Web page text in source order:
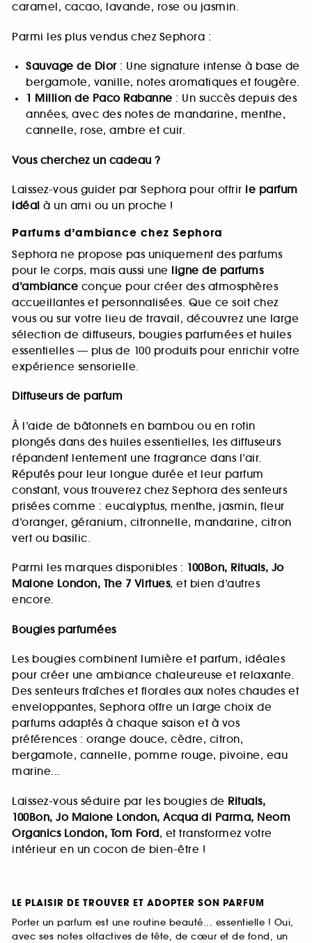
caramel, cacao, lavande, rose ou jasmin.
Parmi les plus vendus chez Sephora :
Sauvage de Dior: Une signature intense à base de
bergamote, vanille, notes aromatiques et fougère.
1 Million de Paco Rabanne : Un succès depuis des
années, avec des notes de mandarine, menthe,
cannelle, rose, ambre et cuir.
Vous cherchez un cadeau ?
Laissez-vous guider par Sephora pour offrir le parfum
idéal à un ami ou un proche !
Parfums d’ambiance chez Sephora
Sephora ne propose pas uniquement des parfums
pour le corps, mais aussi une ligne de parfums
d’ambiance conçue pour créer des atmosphères
accueillantes et personnalisées. Que ce soit chez
vous ou sur votre lieu de travail, découvrez une large
sélection de diffuseurs, bougies parfumées et huiles
essentielles — plus de 100 produits pour enrichir votre
expérience sensorielle.
Diffuseurs de parfum
À l’aide de bâtonnets en bambou ou en rotin
plongés dans des huiles essentielles, les diffuseurs
répandent lentement une fragrance dans l’air.
Réputés pour leur longue durée et leur parfum
constant, vous trouverez chez Sephora des senteurs
prisées comme : eucalyptus, menthe, jasmin, fleur
d’oranger, géranium, citronnelle, mandarine, citron
vert ou basilic.
Parmi les marques disponibles : 100Bon, Rituals, Jo
Malone London, The 7 Virtues, et bien d’autres
encore.
Bougies parfumées
Les bougies combinent lumière et parfum, idéales
pour créer une ambiance chaleureuse et relaxante.
Des senteurs fraîches et florales aux notes chaudes et
enveloppantes, Sephora offre un large choix de
parfums adaptés à chaque saison et à vos
préférences : orange douce, cèdre, citron,
bergamote, cannelle, pomme rouge, pivoine, eau
marine...
Laissez-vous séduire par les bougies de Rituals,
100Bon, Jo Malone London, Acqua di Parma, Neom
Organics London, Tom Ford, et transformez votre
intérieur en un cocon de bien-être !
LE PLAISIR DE TROUVER ET ADOPTER SON PARFUM
Porter un parfum est une routine beauté... essentielle ! Oui,
avec ses notes olfactives de tête, de cœur et de fond, un